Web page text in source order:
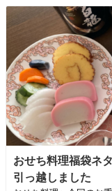
おせち料理福袋ネ
引っ越しました